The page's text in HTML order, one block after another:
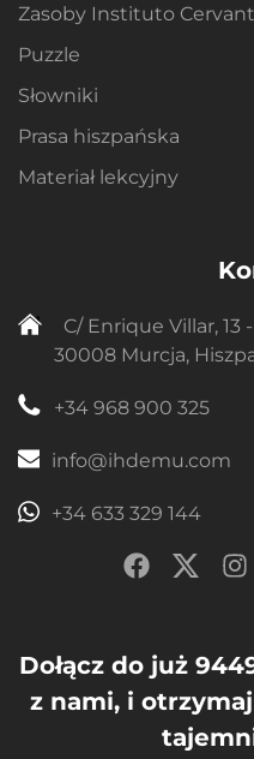
Zasoby Instituto
Puzzle
Słowniki
Prasa hiszpańska
Materiał lekcyjny
C/ Enrique Villar, 13 -
30008 Murcja,
+34 968 900 325
info@ihdemu.com
+34 633 329 144
Dołącz do już
z nami, i